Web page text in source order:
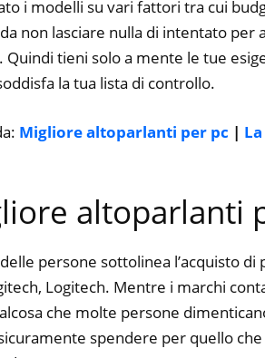
i modelli su vari fattori tra cui
non lasciare nulla di intentato
Quindi tieni solo a mente le tue
la tua lista di controllo.
Migliore altoparlanti per pc |
altoparlanti
persone sottolinea l’acquisto
Logitech. Mentre i marchi
che molte persone
spendere per quello